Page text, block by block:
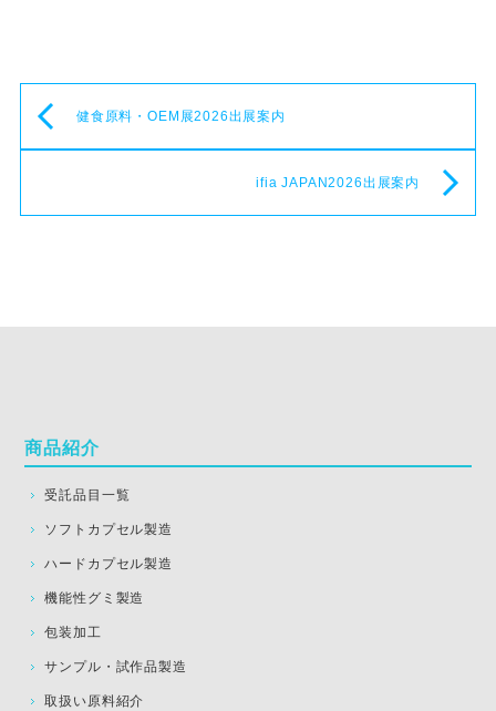
健食原料・OEM展2026出展案内
ifia JAPAN2026出展案内
商品紹介
受託品目一覧
ソフトカプセル製造
ハードカプセル製造
機能性グミ製造
包装加工
サンプル・試作品製造
取扱い原料紹介